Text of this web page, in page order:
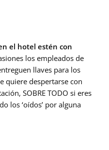
el hotel estén con
los empleados de
llaves para los
quiere despertarse con
SOBRE TODO si eres
los ‘oídos’ por alguna